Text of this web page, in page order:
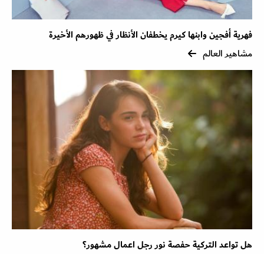
فهرية أفجين وابنها كيرم يخطفان الأنظار في ظهورهم الأخيرة
مشاهير العالم
هل تواعد التركية حفصة نور رجل اعمال مشهور؟